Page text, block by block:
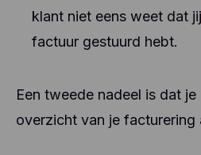
klant niet eens weet dat
factuur gestuurd hebt.
Een tweede nadeel is dat
overzicht van je facturering